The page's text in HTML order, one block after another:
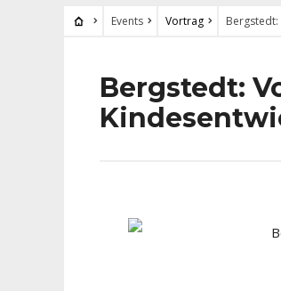
Events Vortrag Bergstedt:
Bergstedt: